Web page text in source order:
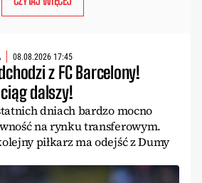
08.08.2026 17:45
z FC Barcelony!
dalszy!
dniach bardzo mocno
na rynku transferowym.
piłkarz ma odejść z Dumy